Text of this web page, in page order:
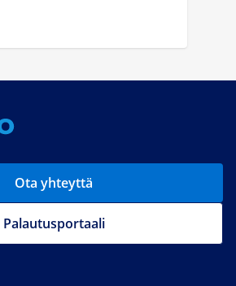
Ota yhteyttä
Palautusportaali